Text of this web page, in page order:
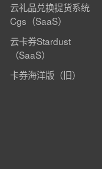
云礼品兑换提货系统
Cgs（SaaS）
云卡券Stardust
（SaaS）
卡券海洋版（旧）